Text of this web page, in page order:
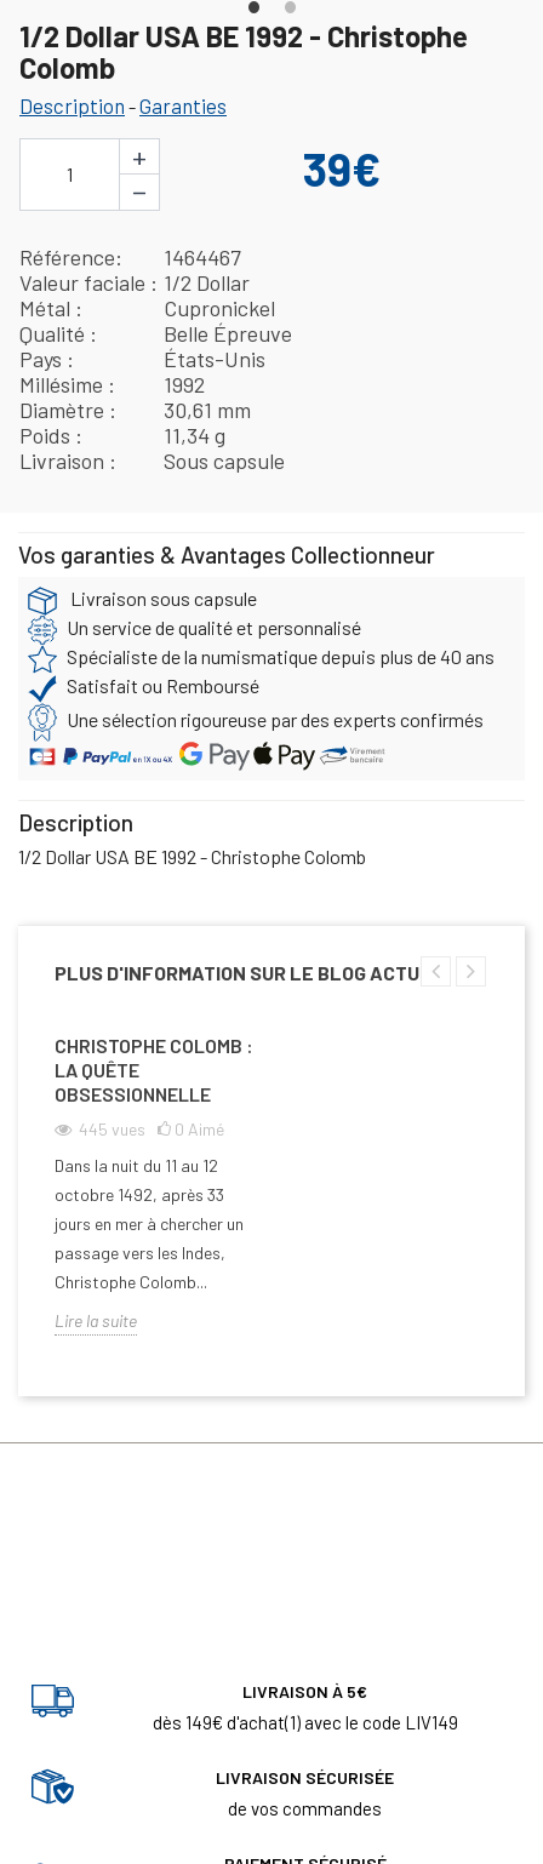
1/2 Dollar USA BE 1992 - Christophe
Colomb
Description -Garanties
1
+
−
39€
Référence
1464467
Valeur faciale
1/2 Dollar
Métal
Cupronickel
Qualité
Belle Épreuve
Pays
États-Unis
Millésime
1992
Diamètre
30,61 mm
Poids
11,34 g
Livraison
Sous capsule
Vos garanties & Avantages Collectionneur
Livraison sous capsule
Un service de qualité et personnalisé
Spécialiste de la numismatique depuis plus de 40 ans
Satisfait ou Remboursé
Une sélection rigoureuse par des experts confirmés
Description
1/2 Dollar USA BE 1992 - Christophe Colomb
PLUS D'INFORMATION SUR LE BLOG ACTU
CHRISTOPHE COLOMB :
LA QUÊTE
OBSESSIONNELLE
445 vues 0 Aimé
Dans la nuit du 11 au 12
octobre 1492, après 33
jours en mer à chercher un
passage vers les Indes,
Christophe Colomb...
Lire la suite
LIVRAISON À 5€
dès 149€ d'achat(1) avec le code LIV149
LIVRAISON SÉCURISÉE
de vos commandes